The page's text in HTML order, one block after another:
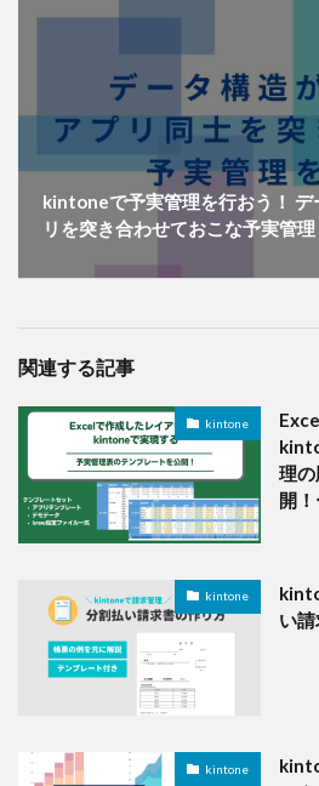
kintoneで予実管理を行おう！ デ
リを突き合わせておこな予実管理
関連する記事
kintone
理
開
kintone
い
kintone